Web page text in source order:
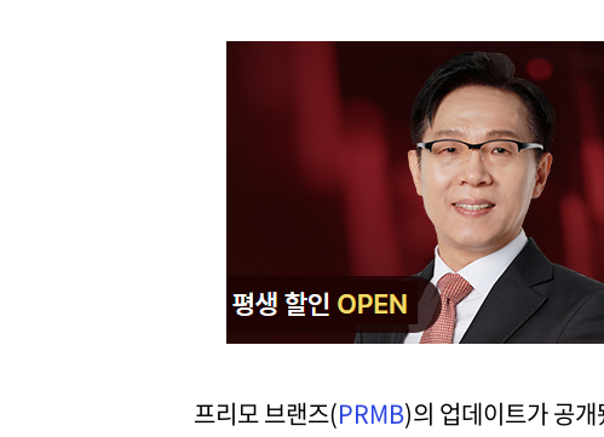
프리모 브랜즈(PRMB)의 업데이트가 공개